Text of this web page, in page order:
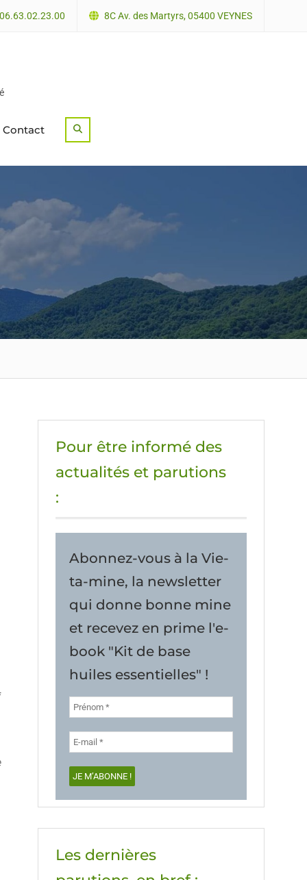
06.63.02.23.00 8C Av. des Martyrs, 05400 VEYNES
Contact
Pour être informé des
actualités et parutions
:
Abonnez-vous à la Vie-
ta-mine, la newsletter
qui donne bonne mine
et recevez en prime l'e-
book "Kit de base
huiles essentielles" !
Les dernières